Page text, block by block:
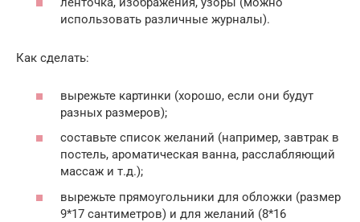
использовать различные журналы).
Как сделать:
вырежьте картинки (хорошо, если они будут
разных размеров);
составьте список желаний (например, завтрак в
постель, ароматическая ванна, расслабляющий
массаж и т.д.);
вырежьте прямоугольники для обложки (размер
9*17 сантиметров) и для желаний (8*16